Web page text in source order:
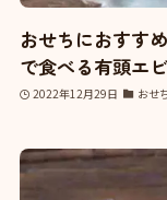
おせちにおすす
で食べる有頭エ
2022年12月29日 おせ